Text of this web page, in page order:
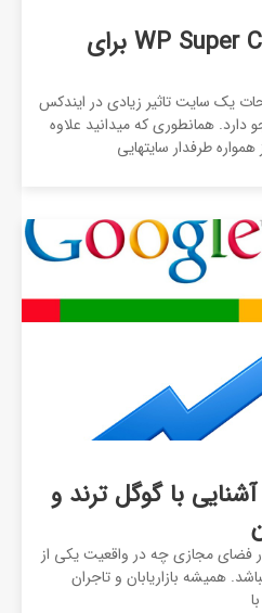
آموزش نصب WP Super Cache برای
یک سایت تاثیر زیادی در ایندکس
همانطوری که میدانید علاوه
طرفدار سایتهایی
با گوگل ترند و
فضای مجازی چه در واقعیت یکی از
همیشه بازاریابان و تاجران